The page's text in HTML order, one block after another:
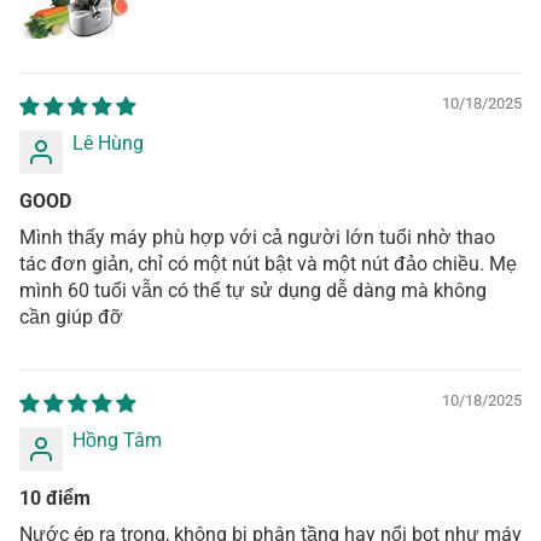
10/18/2025
Lê Hùng
GOOD
Mình thấy máy phù hợp với cả người lớn tuổi nhờ thao
tác đơn giản, chỉ có một nút bật và một nút đảo chiều. Mẹ
mình 60 tuổi vẫn có thể tự sử dụng dễ dàng mà không
cần giúp đỡ
10/18/2025
Hồng Tâm
10 điểm
Nước ép ra trong, không bị phân tầng hay nổi bọt như máy